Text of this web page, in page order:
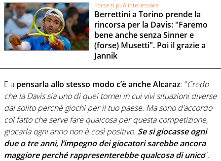
Forse ti può interessare
Berrettini a Torino prende la
rincorsa per la Davis: "Faremo
bene anche senza Sinner e
(forse) Musetti". Poi il grazie a
Jannik
E a pensarla allo stesso modo c’è anche Alcaraz: “Credo
che la Davis sia uno di quei tornei in cui vivi situazioni diverse
dal solito perché giochi per il tuo paese. Ma sono d’accordo
col fatto che serve fare qualcosa per questa competizione,
giocarla ogni anno non è così positivo. Se si giocasse ogni
due o tre anni, l’impegno dei giocatori sarebbe ancora
maggiore perché rappresenterebbe qualcosa di unico”.